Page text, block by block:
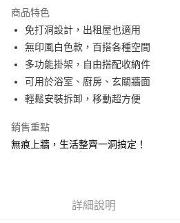
臺灣中小企業銀行
匯豐（台灣）商業銀行
聯邦商業銀行
元大商業銀行
玉山商業銀行
台灣樂天信用卡公司
運送方式
宅配
每筆NT$100，滿NT$499(含以上)免運費
商品特色
免打洞設計，出租屋也適用
無印風白色款，百搭各種空間
多功能掛架，自由搭配收納件
可用於浴室、廚房、玄關牆面
輕鬆安裝拆卸，移動超方便
銷售重點
無痕上牆，生活整齊一洞搞定！
詳細說明